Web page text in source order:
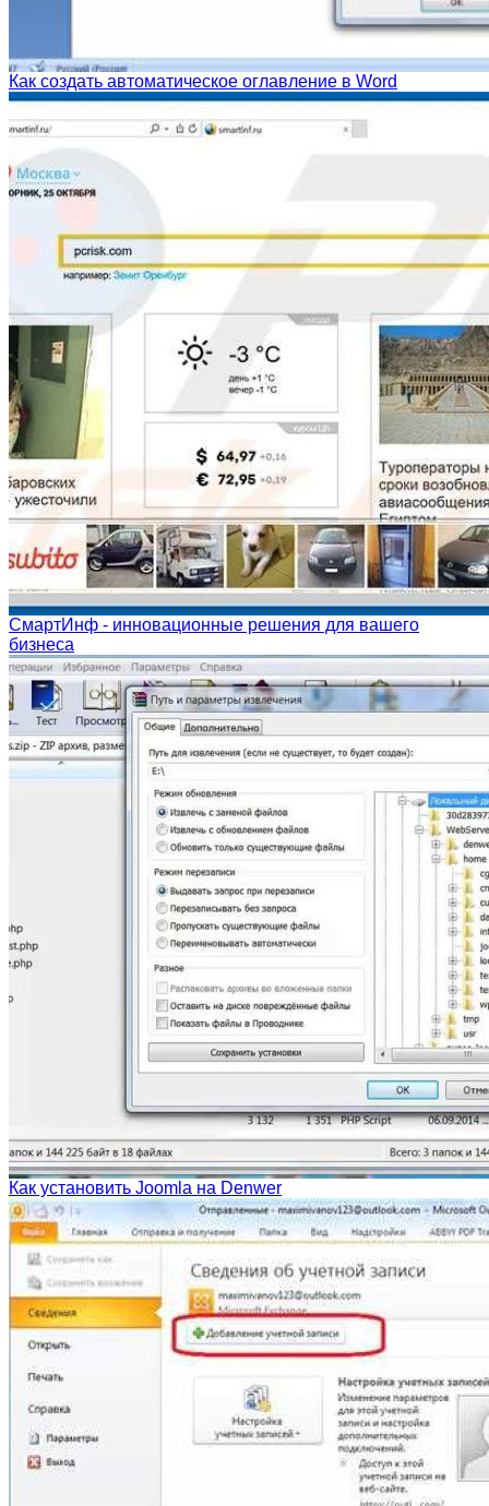
Как создать автоматическое оглавление в Word
СмартИнф - инновационные решения для вашего
бизнеса
Как установить Joomla на Denwer